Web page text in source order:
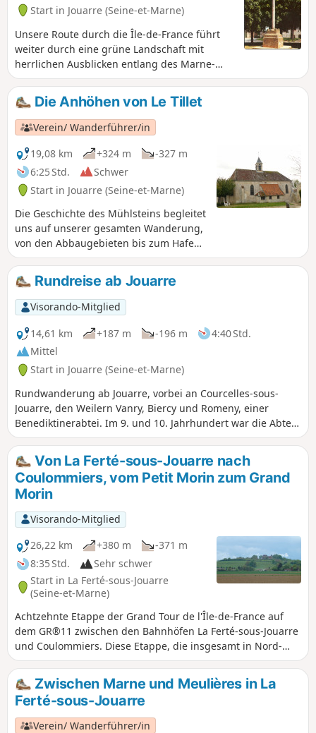
Start in Jouarre (Seine-et-Marne)
Unsere Route durch die Île-de-France führt
weiter durch eine grüne Landschaft mit
herrlichen Ausblicken entlang des Marne-
Tals, geprägt von historischem und
religiösem Erbe.Saint-Colomban bevorzugte
auf seinem Weg ins Exil die einladenderen
Täler; er folgte der Marne und dann über
Reims in Richtung Metz; er setzte seine
Evangelisierungsarbeit im Maastal fort, vom
Rhein bis zum Bodensee, bevor er über die
Alpenpässe nach Italien zurückkehrte und in
Bobbio Halt machte.
Die Anhöhen von Le Tillet
Verein/ Wanderführer/in
19,08 km
+324 m
-327 m
6:25 Std.
Schwer
Start in Jouarre (Seine-et-Marne)
Die Geschichte des Mühlsteins begleitet
uns auf unserer gesamten Wanderung,
von den Abbaugebieten bis zum Hafen
von La Ferté-sous-Jouarre, von wo aus
die Mühlsteine in die ganze Welt
verschifft wurden.
Rundreise ab Jouarre
Visorando-Mitglied
14,61 km
+187 m -196 m
4:40 Std.
Mittel
Start in Jouarre (Seine-et-Marne)
Rundwanderung ab Jouarre, vorbei an Courcelles-sous-
Jouarre, den Weilern Vanry, Biercy und Romeny, einer
Benediktinerabtei. Im 9. und 10. Jahrhundert war die Abtei
ein bedeutendes Pilgerzentrum im Einflussbereich von
Aachen, der Hauptstadt des Reiches. Im 11. und 12.
Jahrhundert entstand um das Kloster herum eine befestigte
Siedlung, aus der die heutige Stadt Jouarre hervorging .
Von La Ferté-sous-Jouarre nach
Coulommiers, vom Petit Morin zum Grand
Morin
Visorando-Mitglied
26,22 km
+380 m
-371 m
8:35 Std.
Sehr schwer
Start in La Ferté-sous-Jouarre
(Seine-et-Marne)
Achtzehnte Etappe der Grand Tour de l'Île-de-France auf
dem GR®11 zwischen den Bahnhöfen La Ferté-sous-Jouarre
und Coulommiers. Diese Etappe, die insgesamt in Nord-
Süd-Richtung verläuft, beginnt mit der Durchquerung der
Brie und gipfelt im Aufstieg zum Hügel von Doue, der das
Plateau überragt. Sie verbindet auch die beiden Flüsse
namens Morin, den Petit im Norden und den Grand im
Süden.
Zwischen Marne und Meulières in La
Ferté-sous-Jouarre
Verein/ Wanderführer/in